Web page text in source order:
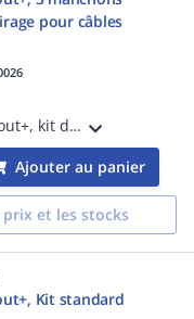
pour câbles
Tire-fils CableScout+, kit de 3 manchons chaussettes de tirage pour câbles de 4 à 15 mm de diamètre,
Ajouter au panier
et les stocks
Kit standard